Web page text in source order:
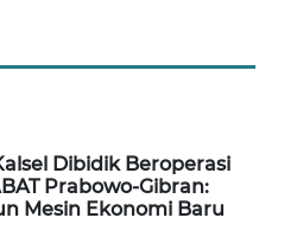
Dibidik Beroperasi
Prabowo-Gibran:
Mesin Ekonomi Baru